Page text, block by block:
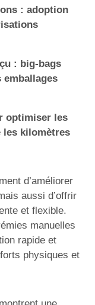
: adoption
: big-bags
optimiser les
les kilomètres
d’améliorer
aussi d’offrir
et flexible.
manuelles
rapide et
physiques et